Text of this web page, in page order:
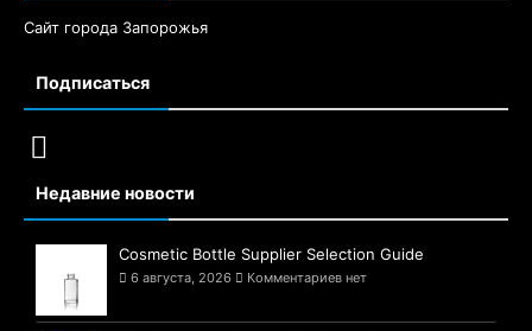
Сайт города Запорожья
Подписаться
Недавние новости
Cosmetic Bottle Supplier Selection Guide
6 августа, 2026 Комментариев нет